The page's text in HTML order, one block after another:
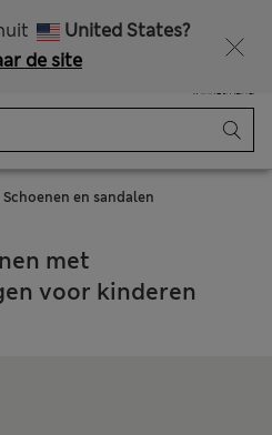
United States?
de site
Winkelmand
Schoenen en sandalen
met
voor kinderen